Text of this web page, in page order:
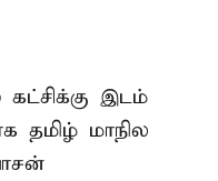
இடம்
தமிழ் மாநில